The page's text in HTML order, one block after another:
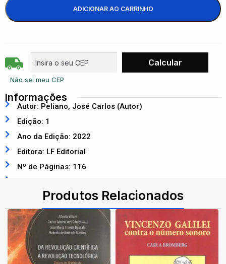
ADICIONAR AO CARRINHO
Não sei meu CEP
Informações
Autor: Peliano, José Carlos (Autor)
Edição: 1
Ano da Edição: 2022
Editora: LF Editorial
Nº de Páginas: 116
Produtos Relacionados